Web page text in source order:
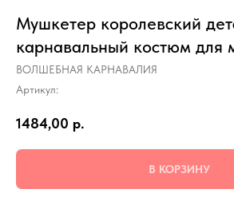
Мушкетер королевский
карнавальный костюм для
ВОЛШЕБНАЯ КАРНАВАЛИЯ
Артикул:
1484,00 р.
В КОРЗИНУ